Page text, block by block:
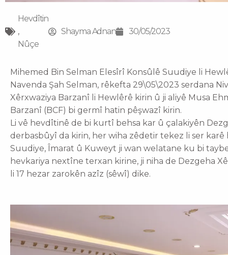
Hevdîtin
,
Nûçe
Shayma Adnan 30/05/2023
Mihemed Bin Selman Elesîrî Konsûlê Suudiye li
Navenda Şah Selman, rêkefta 29\05\2023 serdana
Xêrxwaziya Barzanî li Hewlêrê kirin û ji aliyê Musa
Barzanî (BCF) bi germî hatin pêşwazî kirin.
Li vê hevdîtinê de bi kurtî behsa kar û çalakiyên
derbasbûyî da kirin, her wiha zêdetir tekez li ser karê
Suudiye, Îmarat û Kuweyt ji wan welatane ku bi
hevkariya nextîne terxan kirine, ji niha de Dezgeha
li 17 hezar zarokên azîz (sêwî) dike.